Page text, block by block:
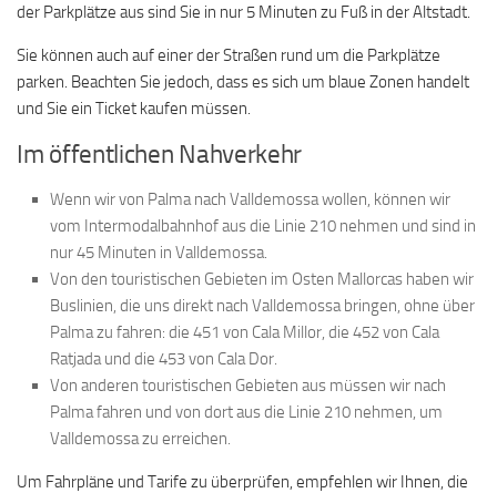
der Parkplätze aus sind Sie in nur 5 Minuten zu Fuß in der Altstadt.
Sie können auch auf einer der Straßen rund um die Parkplätze
parken. Beachten Sie jedoch, dass es sich um blaue Zonen handelt
und Sie ein Ticket kaufen müssen.
Im öffentlichen Nahverkehr
Wenn wir von Palma nach Valldemossa wollen, können wir
vom Intermodalbahnhof aus die Linie 210 nehmen und sind in
nur 45 Minuten in Valldemossa.
Von den touristischen Gebieten im Osten Mallorcas haben wir
Buslinien, die uns direkt nach Valldemossa bringen, ohne über
Palma zu fahren: die 451 von Cala Millor, die 452 von Cala
Ratjada und die 453 von Cala Dor.
Von anderen touristischen Gebieten aus müssen wir nach
Palma fahren und von dort aus die Linie 210 nehmen, um
Valldemossa zu erreichen.
Um Fahrpläne und Tarife zu überprüfen, empfehlen wir Ihnen, die